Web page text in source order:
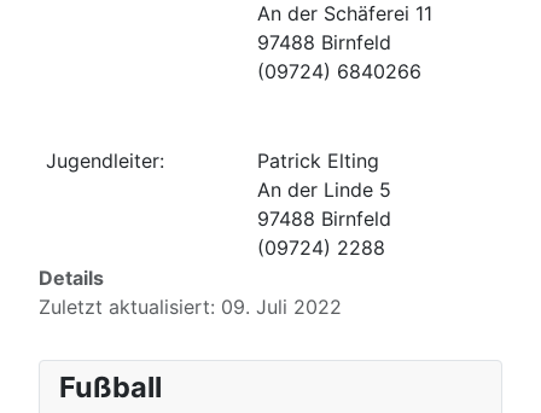
An der Schäferei 11
97488 Birnfeld
(09724) 6840266
Jugendleiter:
Patrick Elting
An der Linde 5
97488 Birnfeld
(09724) 2288
Details
Zuletzt aktualisiert: 09. Juli 2022
Fußball